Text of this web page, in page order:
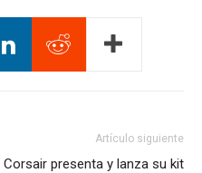
Artículo siguiente
Corsair presenta y lanza su kit